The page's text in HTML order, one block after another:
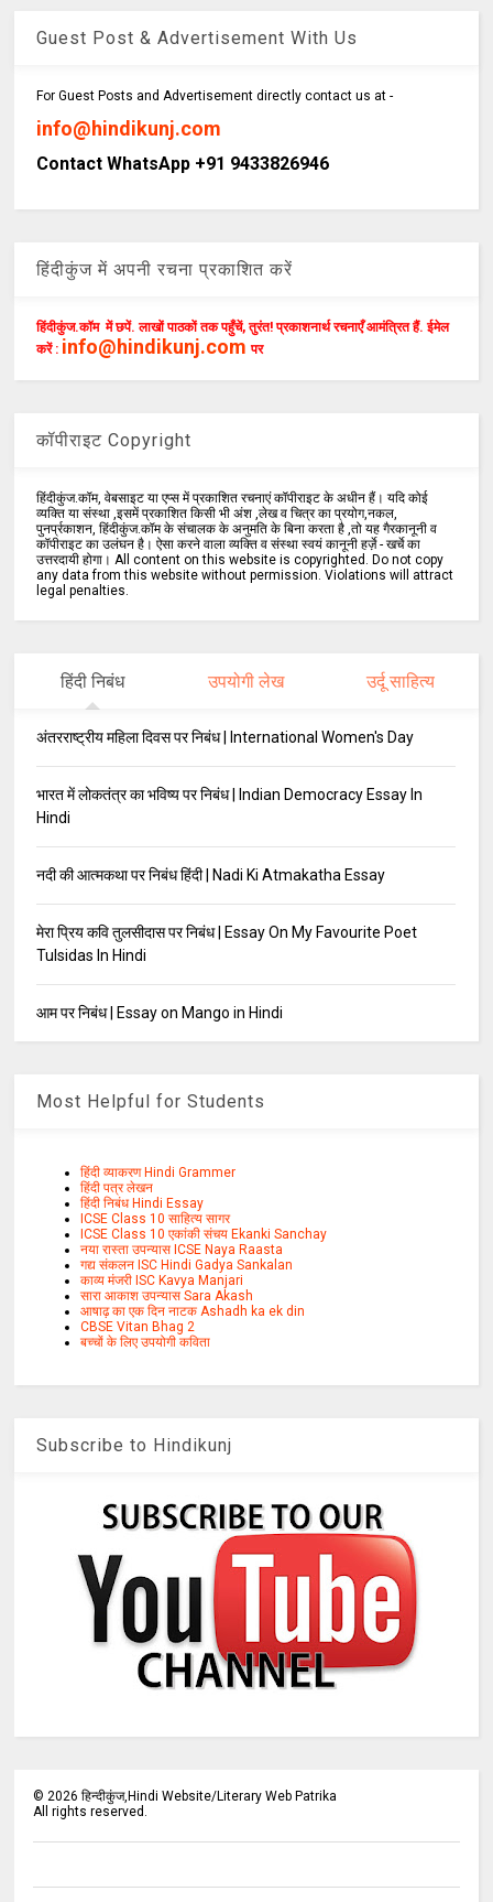
Guest Post & Advertisement With Us
For Guest Posts and Advertisement directly contact us at -
info@hindikunj.com
Contact WhatsApp +91 9433826946
हिंदीकुंज में अपनी रचना प्रकाशित करें
हिंदीकुंज.कॉम में छपें. लाखों पाठकों तक पहुँचें, तुरंत! प्रकाशनार्थ रचनाएँ आमंत्रित हैं. ईमेल
करें : info@hindikunj.com पर
कॉपीराइट Copyright
हिंदीकुंज.कॉम, वेबसाइट या एप्स में प्रकाशित रचनाएं कॉपीराइट के अधीन हैं। यदि कोई
व्यक्ति या संस्था ,इसमें प्रकाशित किसी भी अंश ,लेख व चित्र का प्रयोग,नकल,
पुनर्प्रकाशन, हिंदीकुंज.कॉम के संचालक के अनुमति के बिना करता है ,तो यह गैरकानूनी व
कॉपीराइट का उलंघन है। ऐसा करने वाला व्यक्ति व संस्था स्वयं कानूनी हर्ज़े - खर्चे का
उत्तरदायी होगा। All content on this website is copyrighted. Do not copy
any data from this website without permission. Violations will attract
legal penalties.
हिंदी निबंध उपयोगी लेख उर्दू साहित्य
अंतरराष्ट्रीय महिला दिवस पर निबंध | International Women's Day
भारत में लोकतंत्र का भविष्य पर निबंध | Indian Democracy Essay In
Hindi
नदी की आत्मकथा पर निबंध हिंदी | Nadi Ki Atmakatha Essay
मेरा प्रिय कवि तुलसीदास पर निबंध | Essay On My Favourite Poet
Tulsidas In Hindi
आम पर निबंध | Essay on Mango in Hindi
Most Helpful for Students
हिंदी व्याकरण Hindi Grammer
हिंदी पत्र लेखन
हिंदी निबंध Hindi Essay
ICSE Class 10 साहित्य सागर
ICSE Class 10 एकांकी संचय Ekanki Sanchay
नया रास्ता उपन्यास ICSE Naya Raasta
गद्य संकलन ISC Hindi Gadya Sankalan
काव्य मंजरी ISC Kavya Manjari
सारा आकाश उपन्यास Sara Akash
आषाढ़ का एक दिन नाटक Ashadh ka ek din
CBSE Vitan Bhag 2
बच्चों के लिए उपयोगी कविता
Subscribe to Hindikunj
©2026 हिन्दीकुंज,Hindi Website/Literary Web Patrika
All rights reserved.